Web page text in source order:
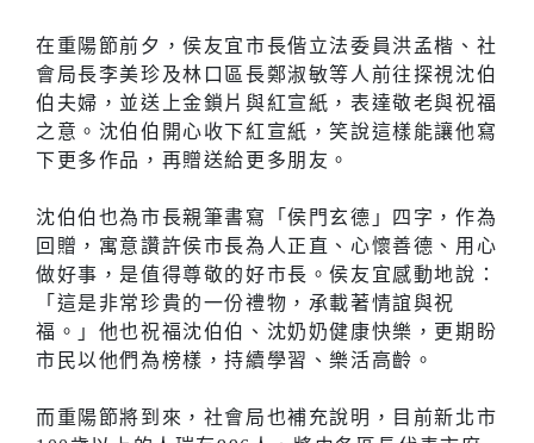
在重陽節前夕，侯友宜市長偕立法委員洪孟楷、社
會局長李美珍及林口區長鄭淑敏等人前往探視沈伯
伯夫婦，並送上金鎖片與紅宣紙，表達敬老與祝福
之意。沈伯伯開心收下紅宣紙，笑說這樣能讓他寫
下更多作品，再贈送給更多朋友。
沈伯伯也為市長親筆書寫「侯門玄德」四字，作為
回贈，寓意讚許侯市長為人正直、心懷善德、用心
做好事，是值得尊敬的好市長。侯友宜感動地說：
「這是非常珍貴的一份禮物，承載著情誼與祝
福。」他也祝福沈伯伯、沈奶奶健康快樂，更期盼
市民以他們為榜樣，持續學習、樂活高齡。
而重陽節將到來，社會局也補充說明，目前新北市